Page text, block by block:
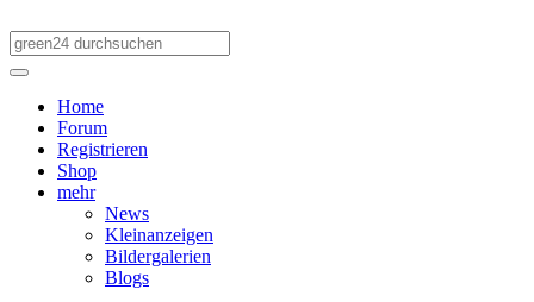
Home
Forum
Registrieren
Shop
mehr
News
Kleinanzeigen
Bildergalerien
Blogs